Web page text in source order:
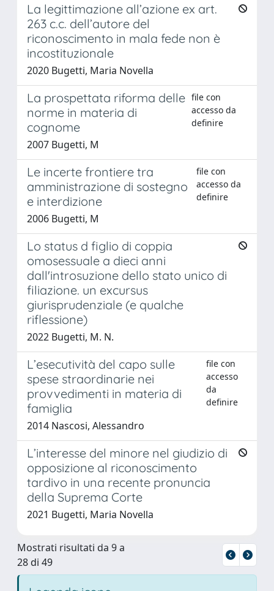
La legittimazione all’azione ex art.
263 c.c. dell’autore del
riconoscimento in mala fede non è
incostituzionale
2020 Bugetti, Maria Novella
La prospettata riforma delle
norme in materia di
cognome
file con
accesso da
definire
2007 Bugetti, M
Le incerte frontiere tra
amministrazione di sostegno
e interdizione
file con
accesso da
definire
2006 Bugetti, M
Lo status d figlio di coppia
omosessuale a dieci anni
dall'introsuzione dello stato unico di
filiazione. un excursus
giurisprudenziale (e qualche
riflessione)
2022 Bugetti, M. N.
L’esecutività del capo sulle
spese straordinarie nei
provvedimenti in materia di
famiglia
file con
accesso
da
definire
2014 Nascosi, Alessandro
L’interesse del minore nel giudizio di
opposizione al riconoscimento
tardivo in una recente pronuncia
della Suprema Corte
2021 Bugetti, Maria Novella
Mostrati risultati da 9 a
28 di 49